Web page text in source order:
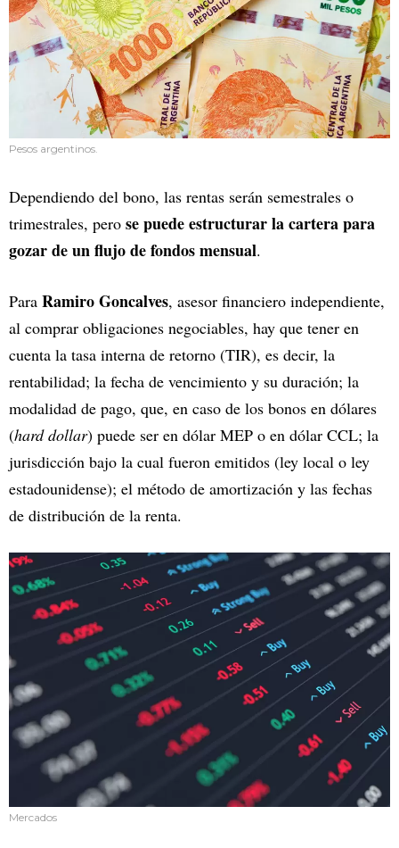
Pesos argentinos.
Dependiendo del bono, las rentas serán semestrales o
trimestrales, pero se puede estructurar la cartera para
gozar de un flujo de fondos mensual.
Para Ramiro Goncalves, asesor financiero independiente,
al comprar obligaciones negociables, hay que tener en
cuenta la tasa interna de retorno (TIR), es decir, la
rentabilidad; la fecha de vencimiento y su duración; la
modalidad de pago, que, en caso de los bonos en dólares
(hard dollar) puede ser en dólar MEP o en dólar CCL; la
jurisdicción bajo la cual fueron emitidos (ley local o ley
estadounidense); el método de amortización y las fechas
de distribución de la renta.
Mercados